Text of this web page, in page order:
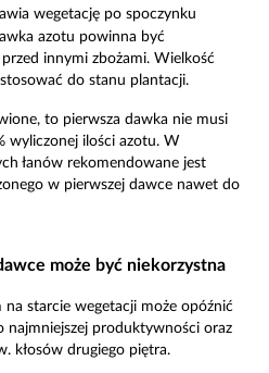
wegetację po spoczynku
azotu powinna być
innymi zbożami. Wielkość
do stanu plantacji.
to pierwsza dawka nie musi
wyliczonej ilości azotu. W
łanów rekomendowane jest
w pierwszej dawce nawet do
może być niekorzystna
starcie wegetacji może opóźnić
najmniejszej produktywności oraz
kłosów drugiego piętra.